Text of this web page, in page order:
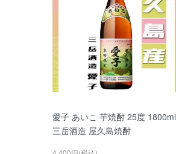
愛子 あいこ 芋焼酎 25度 1800ml
三岳酒造 屋久島焼酎